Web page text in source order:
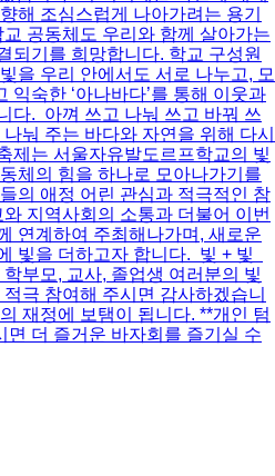
해 조심스럽게 나아가려는 용기
공동체도 우리와 함께 살아가는
되기를 희망합니다. 학교 구성원
을 우리 안에서도 서로 나누고, 모
익숙한 ‘아나바다’를 통해 이웃과
다. ​ 아껴 쓰고 나눠 쓰고 바꿔 쓰
눠 주는 바다와 자연을 위해 다시
제는 서울자유발도르프학교의 빛
체의 힘을 하나로 모아나가기를
의 애정 어린 관심과 적극적인 참
지역사회의 소통과 더불어 이번
연계하여 주최해나가며, 새로운
빛을 더하고자 합니다. ​ 빛 + 빛
부모, 교사, 졸업생 여러분의 빛
극 참여해 주시면 감사하겠습니
재정에 보탬이 됩니다. **개인 텀
면 더 즐거운 바자회를 즐기실 수